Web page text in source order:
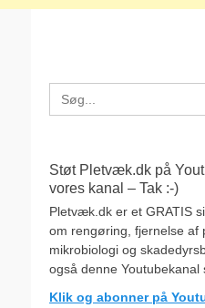
Search
for:
Støt Pletvæk.dk på
vores kanal – Tak :-)
Pletvæk.dk er et GRATIS
om rengøring, fjernelse af
mikrobiologi og
også denne
Klik og abonner på